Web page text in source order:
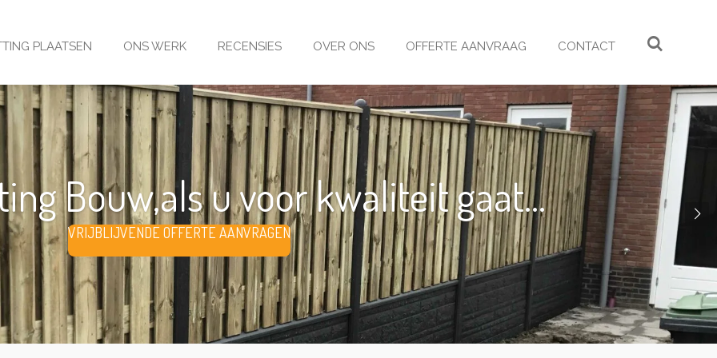
PLAATSEN ONS WERK RECENSIES OVER ONS OFFERTE AANVRAAG CONTACT
Bouw,als u voor kwaliteit gaat...
VRIJBLIJVENDE OFFERTE AANVRAGEN